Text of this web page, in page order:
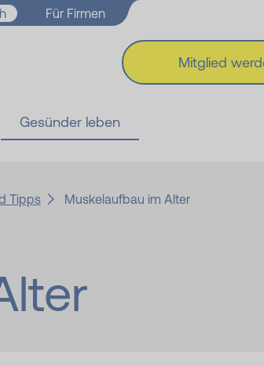
Zum Hauptinhalt springen
Für Firmen
Mitglied
Gesünder leben
Tipps Muskelaufbau im Alter